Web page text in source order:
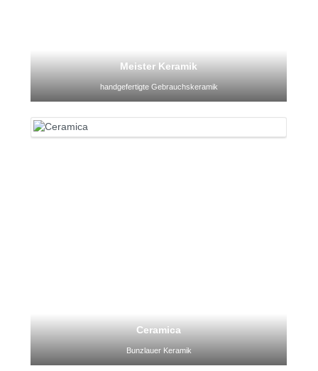
Meister Keramik
handgefertigte Gebrauchskeramik
Ceramica
Bunzlauer Keramik